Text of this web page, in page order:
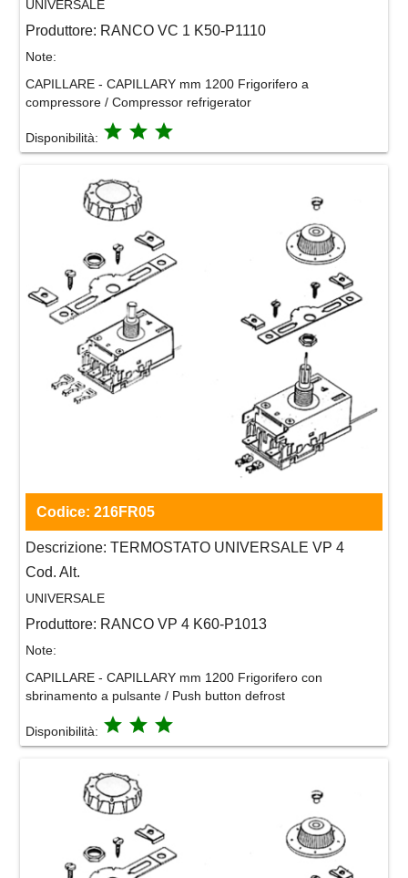
UNIVERSALE
Produttore: RANCO VC 1 K50-P1110
Note:
CAPILLARE - CAPILLARY mm 1200 Frigorifero a
compressore / Compressor refrigerator
Disponibilità: grade grade grade
Codice: 216FR05
Descrizione: TERMOSTATO UNIVERSALE VP 4
Cod. Alt.
UNIVERSALE
Produttore: RANCO VP 4 K60-P1013
Note:
CAPILLARE - CAPILLARY mm 1200 Frigorifero con
sbrinamento a pulsante / Push button defrost
Disponibilità: grade grade grade